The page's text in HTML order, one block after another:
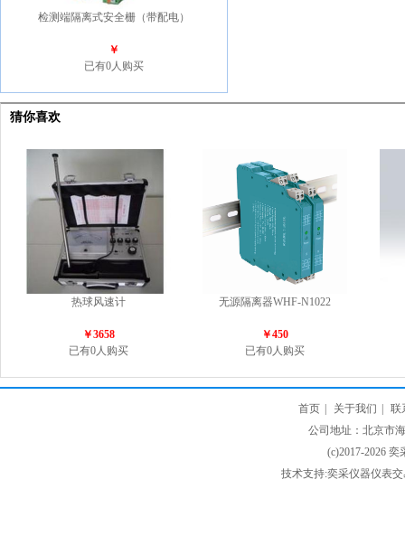
检测端隔离式安全栅（带配电）
￥
已有0人购买
猜你喜欢
热球风速计
￥3658
已有0人购买
无源隔离器WHF-N1022
￥450
已有0人购买
首页 关于我们
联
公司地址：北京市
(c)2017-2026
技术支持:奕采仪器仪表